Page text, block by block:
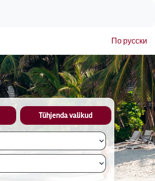
По русски
Tühjenda valikud